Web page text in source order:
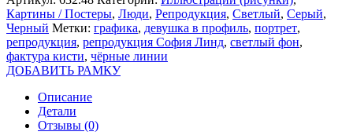
Картины / Постеры, Люди, Репродукция, Светлый, Серый,
Черный Метки: графика, девушка в профиль, портрет,
репродукция, репродукция София Линд, светлый фон,
фактура кисти, чёрные линии
ДОБАВИТЬ РАМКУ
Описание
Детали
Отзывы (0)